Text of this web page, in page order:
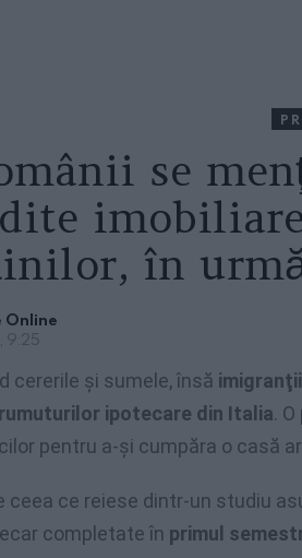
se
în
Online
9:25
cererile şi sumele, însă
ipotecare din Italia.
pentru a-şi cumpăra o casă
ceea ce reiese dintr-un studiu
completate în primul